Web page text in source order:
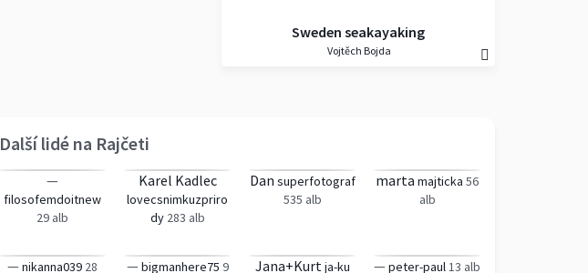
Sweden seakayaking
Vojtěch Bojda
Další lidé na Rajčeti
—
filosofemdoitnew
29 alb
Karel Kadlec
lovecsnimkuzpriro
dy 283 alb
Dan superfotograf
535 alb
marta majticka 56
alb
— nikanna039 28 — bigmanhere75 9 Jana+Kurtja-ku — peter-paul13 alb